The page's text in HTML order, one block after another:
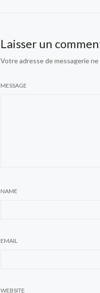
Laisser un
Votre adresse de messagerie ne
MESSAGE
NAME
EMAIL
WEBSITE